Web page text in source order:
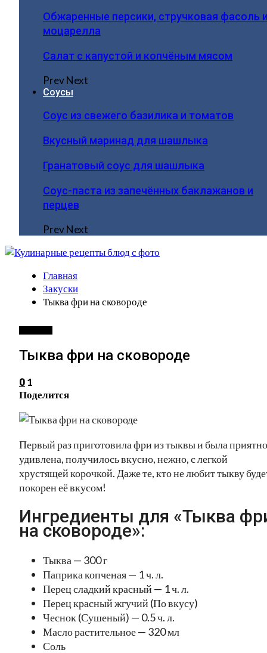
Обжаренные персики, стручковая фасоль
моцарелла
Салат с капустой и копчёным мясом
PrevNext
Соусы
Соус из свежего базилика и томатов
Вкусный маринад для шашлыка
Гранатовый соус для шашлыка
Соус-паста из запечённых баклажанов и
перцев
PrevNext
Главная
Закуски
Тыква фри на сковороде
Тыква фри на сковороде
0 1
Поделится
Первый раз приготовила фри из тыквы и была приятно
удивлена, получилось вкусно, нежно, с легкой
хрустящей корочкой. Даже те, кто не любит тыкву
покорен её вкусом!
Ингредиенты для «Тыква
на сковороде»:
Тыква — 300 г
Паприка копченая — 1 ч. л.
Перец сладкий красный — 1 ч. л.
Перец красный жгучий (По вкусу)
Чеснок (Сушеный) — 0.5 ч. л.
Масло растительное — 320 мл
Соль